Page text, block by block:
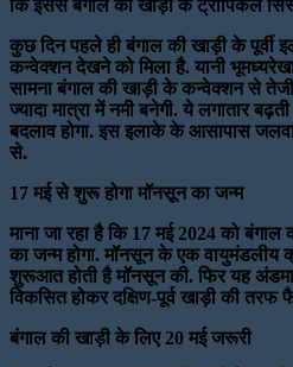
कि इससे बंगाल की खाड़ी के ट्रॉपिकल
कुछ दिन पहले ही बंगाल की खाड़ी के पूर्वी
कन्वेक्शन देखने को मिला है. यानी
सामना बंगाल की खाड़ी के कन्वेक्शन से
ज्यादा मात्रा में नमी बनेगी. ये लगातार
बदलाव होगा. इस इलाके के आसापास
से.
17 मई से शुरू होगा मॉनसून का जन्म
माना जा रहा है कि 17 मई 2024 को बंगाल
का जन्म होगा. मॉनसून के एक वायुमंडलीय
शुरूआत होती है मॉनसून की. फिर यह
विकसित होकर दक्षिण-पूर्व खाड़ी की तरफ
बंगाल की खाड़ी के लिए 20 मई जरूरी